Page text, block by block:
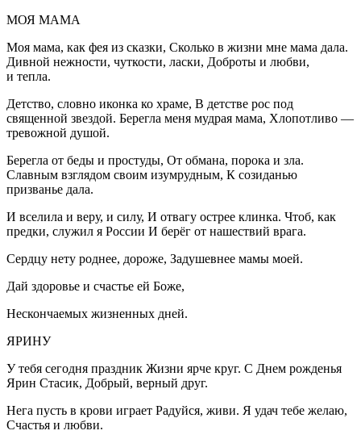
МОЯ МАМА
Моя мама, как фея из сказки, Сколько в жизни мне мама дала.
Дивной нежности, чуткости, ласки, Доброты и любви,
и тепла.
Детство, словно иконка ко храме, В детстве рос под
священной звездой. Берегла меня мудрая мама, Хлопотливо —
тревожной душой.
Берегла от беды и простуды, От обмана, порока и зла.
Славным взглядом своим изумрудным, К созиданью
призванье дала.
И вселила и веру, и силу, И отвагу острее клинка. Чтоб, как
предки, служил я России И берёг от нашествий врага.
Сердцу нету роднее, дороже, Задушевнее мамы моей.
Дай здоровье и счастье ей Боже,
Нескончаемых жизненных дней.
ЯРИНУ
У тебя сегодня праздник Жизни ярче круг. С Днем рожденья
Ярин Стасик, Добрый, верный друг.
Нега пусть в крови играет Радуйся, живи. Я удач тебе желаю,
Счастья и любви.